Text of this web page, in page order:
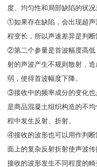
度、均匀性和局部缺陷的状况
①如果存在缺陷，会出现超声
程变长，所以声速差异是判断
②第二个参量是首波幅度高
射的声波产生不规则散射，
弱，使得首波幅度下降。
③接收中的频率成分的变化也
是商品混凝土组织构造的不
程中发生反射、折射。
④接收的波形也可以用作判断
面上的复杂反射折射使声波
接收的波形发生不同程度的畸